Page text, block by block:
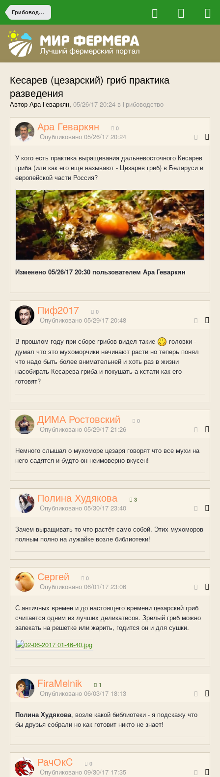
Грибоводство
Кесарев (цезарский) гриб практика
разведения
Автор Ара Геваркян, 05/26/17 20:24 в Грибоводство
Ара Геваркян 0
Опубликовано 05/26/17 20:24
У кого есть практика выращивания дальневосточного Кесарев
гриба (или как его еще называют - Цезарев гриб) в Беларуси и
европейской части Россия?
Изменено 05/26/17 20:30 пользователем Ара Геваркян
Пиф2017 0
Опубликовано 05/29/17 20:48
В прошлом году при сборе грибов видел такие
головки -
думал что это мухоморчики начинают расти но теперь понял
что надо быть более внимательней и хоть раз в жизни
насобирать Кесарева гриба и покушать а кстати как его
готовят?
ДИМА Ростовский 0
Опубликовано 05/29/17 21:26
Немного слышал о мухоморе цезаря говорят что все мухи на
него садятся и будто он неимоверно вкусен!
Полина Худякова 3
Опубликовано 05/30/17 23:40
Зачем выращивать то что растёт само собой. Этих мухоморов
полным полно на лужайке возле библиотеки!
Сергей 0
Опубликовано 06/01/17 23:06
С античных времен и до настоящего времени цезарский гриб
считается одним из лучших деликатесов. Зрелый гриб можно
запекать на решетке или жарить, годится он и для сушки.
FiraMelnik 1
Опубликовано 06/03/17 18:13
Полина Худякова, возле какой библиотеки - я подскажу что
бы друзья собрали но как готовит никто не знает!
РачОкC 0
Опубликовано 09/30/17 17:35